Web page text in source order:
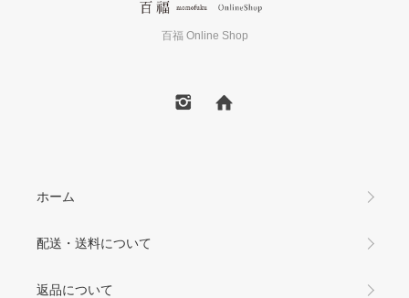
百福 Online Shop
ホーム
配送・送料について
返品について